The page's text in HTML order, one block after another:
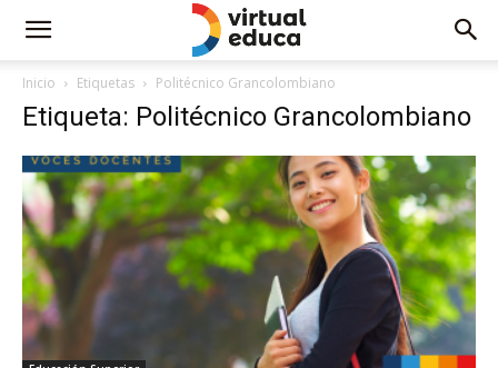
Inicio Etiquetas Politécnico Grancolombiano
Etiqueta: Politécnico Grancolombiano